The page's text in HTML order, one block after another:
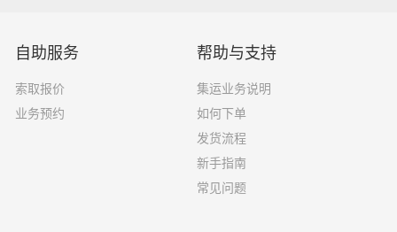
自助服务
索取报价
业务预约
帮助与支持
集运业务说明
如何下单
发货流程
新手指南
常见问题